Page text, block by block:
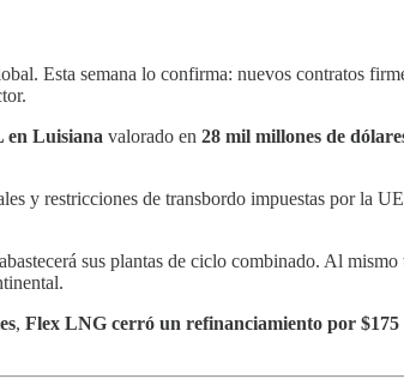
Esta semana lo confirma: nuevos contratos
en Luisiana valorado en 28 mil millones de
y restricciones de transbordo impuestas por la
sus plantas de ciclo combinado. Al mismo
, Flex LNG cerró un refinanciamiento por $175